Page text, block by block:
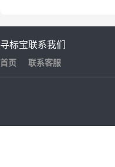
寻标宝
首页
联系我们
联系客服